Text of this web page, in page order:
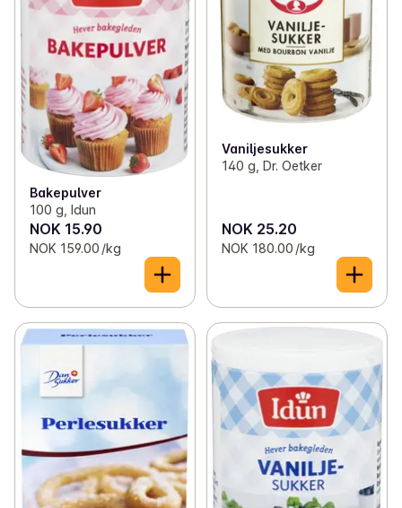
Bakepulver
100 g, Idun
NOK 15.90
NOK 159.00 /kg
Vaniljesukker
140 g, Dr. Oetker
NOK 25.20
NOK 180.00 /kg